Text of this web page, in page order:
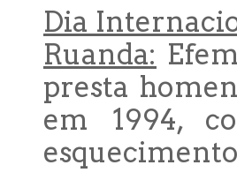
Dia
Ruanda:
presta
em 1994,